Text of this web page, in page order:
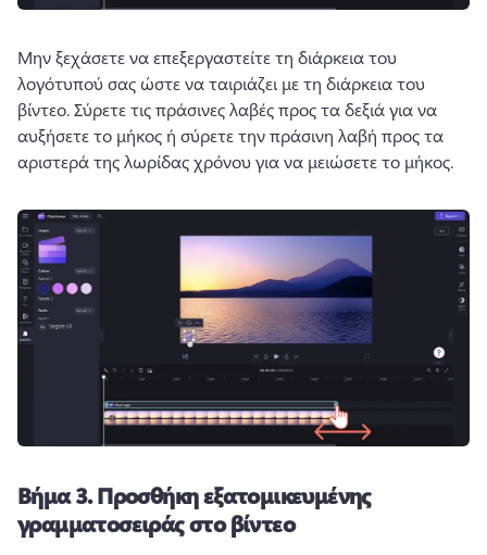
Μην ξεχάσετε να επεξεργαστείτε τη διάρκεια του
λογότυπού σας ώστε να ταιριάζει με τη διάρκεια του
βίντεο. Σύρετε τις πράσινες λαβές προς τα δεξιά για να
αυξήσετε το μήκος ή σύρετε την πράσινη λαβή προς τα
αριστερά της λωρίδας χρόνου για να μειώσετε το μήκος.
Βήμα 3.Προσθήκη εξατομικευμένης
γραμματοσειράς στο βίντεο